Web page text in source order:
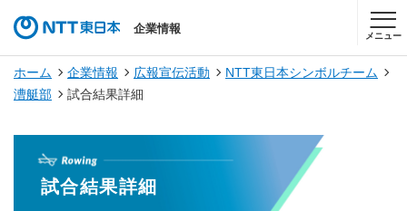
企業情報
メニュー
ホーム 企業情報 広報宣伝活動
NTT東日本シンボルチーム
漕艇部
試合結果詳細
試合結果詳細